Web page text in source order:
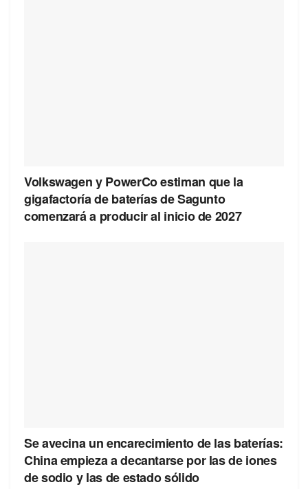
Volkswagen y PowerCo estiman que la
gigafactoría de baterías de Sagunto
comenzará a producir al inicio de 2027
Se avecina un encarecimiento de las baterías:
China empieza a decantarse por las de iones
de sodio y las de estado sólido